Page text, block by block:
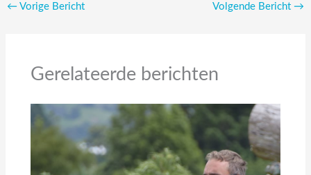
← Vorige Bericht Volgende Bericht →
Gerelateerde berichten